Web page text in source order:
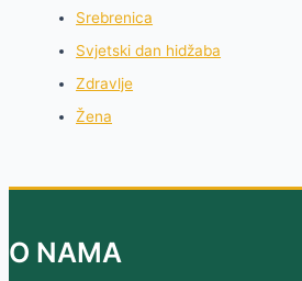
Srebrenica
Svjetski dan hidžaba
Zdravlje
Žena
O NAMA